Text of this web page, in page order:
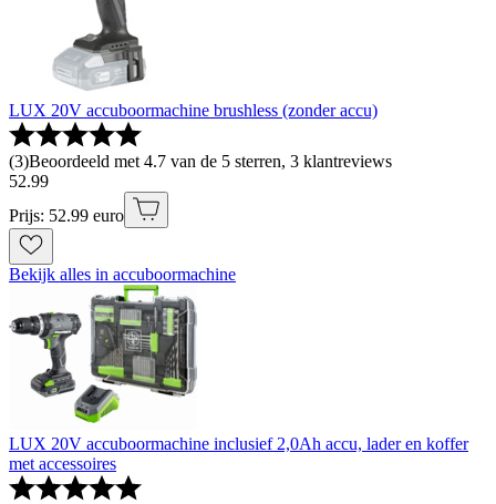
LUX 20V accuboormachine brushless (zonder accu)
(3)Beoordeeld met 4.7 van de 5 sterren, 3 klantreviews
52.99
Prijs: 52.99 euro
Bekijk alles in accuboormachine
LUX 20V accuboormachine inclusief 2,0Ah accu, lader en koffer
met accessoires